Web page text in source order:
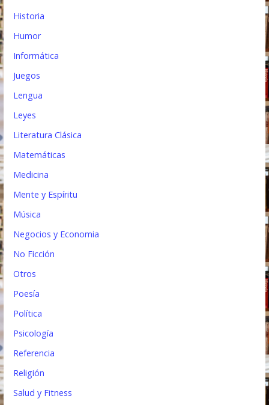
Historia
Humor
Informática
Juegos
Lengua
Leyes
Literatura Clásica
Matemáticas
Medicina
Mente y Espíritu
Música
Negocios y Economia
No Ficción
Otros
Poesía
Política
Psicología
Referencia
Religión
Salud y Fitness